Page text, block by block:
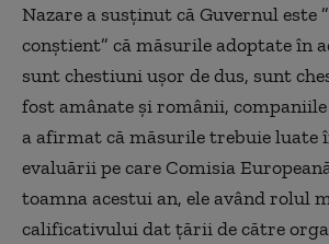
Nazare a susţinut că Guvernul este
conştient” că măsurile adoptate în
sunt chestiuni uşor de dus, sunt
fost amânate şi românii,
a afirmat că măsurile trebuie luate
evaluării pe care Comisia
toamna acestui an, ele având rolul
calificativului dat ţării de către